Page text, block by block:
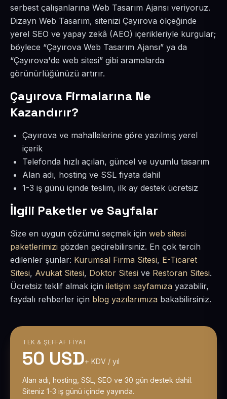
serbest çalışanlarına Web Tasarım Ajansı veriyoruz.
Dizayn Web Tasarım, sitenizi Çayırova ölçeğinde
yerel SEO ve yapay zekâ (AEO) içerikleriyle kurgular;
böylece “Çayırova Web Tasarım Ajansı” ya da
“Çayırova'de web sitesi” gibi aramalarda
görünürlüğünüzü artırır.
Çayırova Firmalarına Ne
Kazandırır?
Çayırova ve mahallelerine göre yazılmış yerel
içerik
Telefonda hızlı açılan, güncel ve uyumlu tasarım
Alan adı, hosting ve SSL fiyata dahil
1-3 iş günü içinde teslim, ilk ay destek ücretsiz
İlgili Paketler ve Sayfalar
Size en uygun çözümü seçmek için web sitesi
paketlerimizi gözden geçirebilirsiniz. En çok tercih
edilenler şunlar: Kurumsal Firma Sitesi, E-Ticaret
Sitesi, Avukat Sitesi, Doktor Sitesi ve Restoran Sitesi.
Ücretsiz teklif almak için iletişim sayfamıza yazabilir,
faydalı rehberler için blog yazılarımıza bakabilirsiniz.
TEK & ŞEFFAF FIYAT
50 USD+ KDV / yıl
Alan adı, hosting, SSL, SEO ve 30 gün destek dahil.
Siteniz 1-3 iş günü içinde yayında.